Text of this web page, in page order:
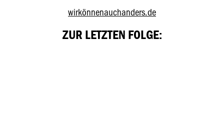
wirkönnenauchanders.de
ZUR LETZTEN FOLGE: